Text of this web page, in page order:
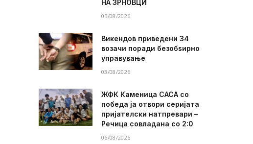
НА ЗРНОВЦИ
05/08/2026
Викендов приведени 34
возачи поради безобѕирно
управување
03/08/2026
ЖФК Каменица САСА со
победа ја отвори серијата
пријателски натпревари –
Речица совладана со 2:0
06/08/2026